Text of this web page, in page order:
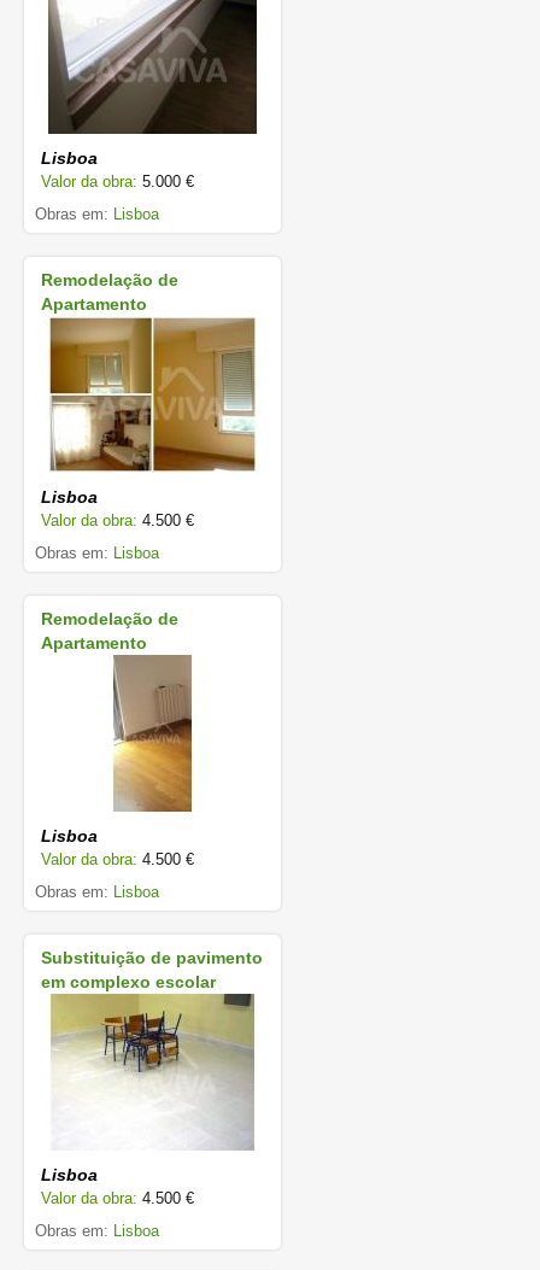
Lisboa
Valor da obra: 5.000 €
Obras em: Lisboa
Remodelação de
Apartamento
Lisboa
Valor da obra: 4.500 €
Obras em: Lisboa
Remodelação de
Apartamento
Lisboa
Valor da obra: 4.500 €
Obras em: Lisboa
Substituição de pavimento
em complexo escolar
Lisboa
Valor da obra: 4.500 €
Obras em: Lisboa